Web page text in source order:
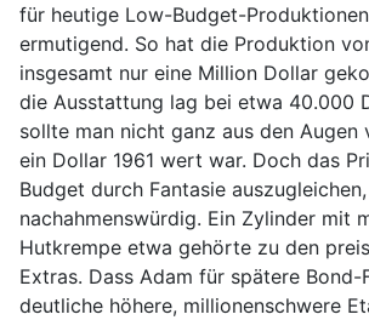
für heutige Low-Budget-
ermutigend. So hat die Produktion
insgesamt nur eine Million Dollar
die Ausstattung lag bei etwa 40.000
sollte man nicht ganz aus den Augen
ein Dollar 1961 wert war. Doch das
Budget durch Fantasie
nachahmenswürdig. Ein Zylinder mit
Hutkrempe etwa gehörte zu den
Extras. Dass Adam für spätere Bond-
deutliche höhere, millionenschwere